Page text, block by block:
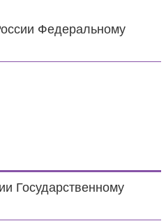
Федеральному
Государственному